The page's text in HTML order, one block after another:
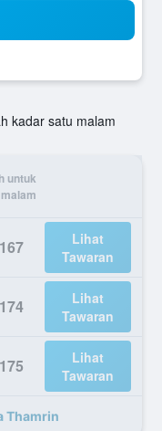
kadar satu malam
untuk
Lihat
Tawaran
Lihat
Tawaran
Lihat
Tawaran
Thamrin